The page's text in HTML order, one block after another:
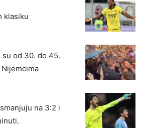
klasiku
od 30. do 45.
na 3:2 i